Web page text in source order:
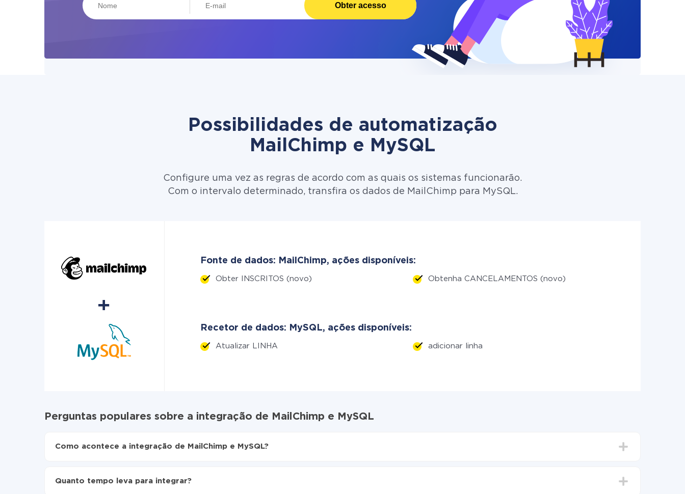
Obter acesso
Possibilidades de automatização
MailChimp e MySQL
Configure uma vez as regras de acordo com as quais os sistemas funcionarão.
Com o intervalo determinado, transfira os dados de MailChimp para MySQL.
Fonte de dados: MailChimp, ações disponíveis:
Obter INSCRITOS (novo) Obtenha CANCELAMENTOS (novo)
Recetor de dados: MySQL, ações disponíveis:
Atualizar LINHA adicionar linha
Perguntas populares sobre a integração de MailChimp e MySQL
Como acontece a integração de MailChimp e MySQL?
Ative a atualização automática
Quanto tempo leva para integrar?